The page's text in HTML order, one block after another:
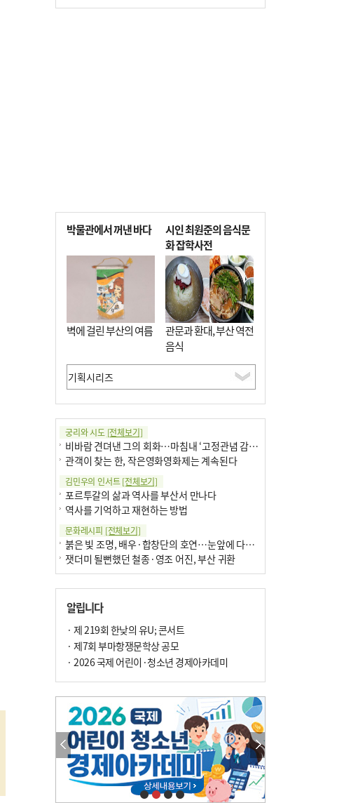
박물관에서 꺼낸 바다
벽에 걸린 부산의 여름
시인 최원준의 음식문
화 잡학사전
관문과 환대, 부산 역전
음식
궁리와 시도 [전체보기]
비바람 견뎌낸 그의 회화…마침내 ‘고정관념 감옥’서 해방
관객이 찾는 한, 작은영화영화제는 계속된다
김민우의 인서트[전체보기]
포르투갈의 삶과 역사를 부산서 만나다
역사를 기억하고 재현하는 방법
문화레시피 [전체보기]
붉은 빛 조명, 배우·합창단의 호연…눈앞에 다가온 부산오페라하우스
잿더미 될뻔했던 철종·영조 어진, 부산 귀환
현실의 고통, 은유의 詩로 담다 外
달구비·여우비…다양한 비 이름 外
박현주의 책 이야기[전체보기]
세계유산 ‘한국의 갯벌’ 얼마나 알고 있나요
문재필-여름_저녁무렵의호수
이 한편의 시조[전체보기]
참선 /오기환
고향 /김진규
주말 영화 박스오피스[전체보기]
‘스파이더맨’ 개봉 5일 만에 300만 돌풍…박스오피스·예매율 동시 1위
알립니다
· 제 219회 한낮의 유U; 콘서트
· 제7회 부마항쟁문학상 공모
· 2026 국제 어린이·청소년 경제아카데미